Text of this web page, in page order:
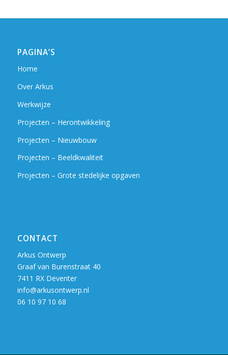
PAGINA’S
Home
Over Arkus
Werkwijze
Projecten – Herontwikkeling
Projecten – Nieuwbouw
Projecten – Beeldkwaliteit
Projecten – Grote stedelijke opgaven
CONTACT
Arkus Ontwerp
Graaf van Burenstraat 40
7411 RX Deventer
info@arkusontwerp.nl
06 10 97 10 68